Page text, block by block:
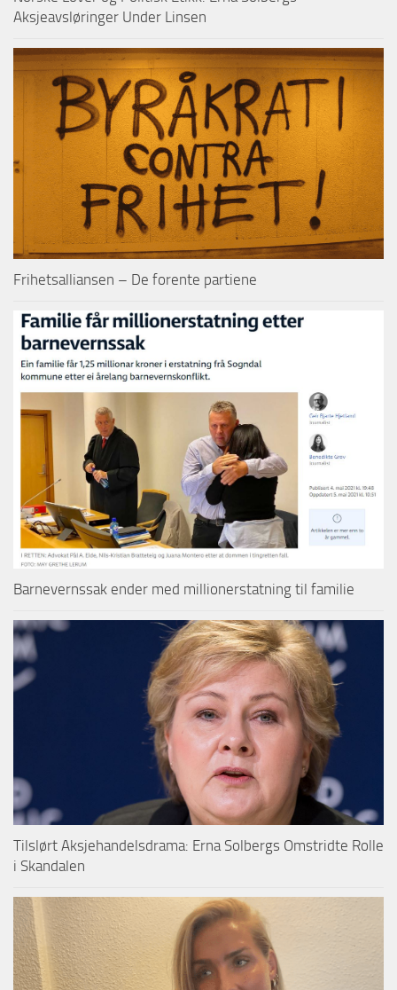
Aksjeavsløringer Under Linsen
Frihetsalliansen – De forente partiene
Barnevernssak ender med millionerstatning til familie
Tilslørt Aksjehandelsdrama: Erna Solbergs Omstridte Rolle
i Skandalen